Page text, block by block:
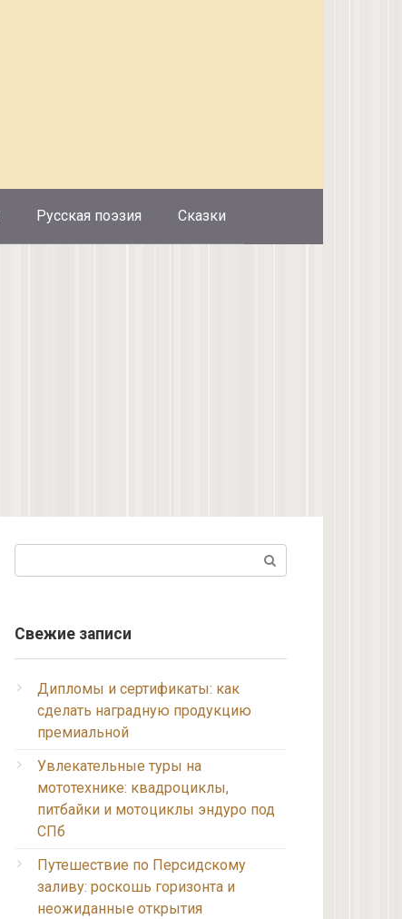
Русская поэзия Сказки
Свежие записи
Дипломы и сертификаты: как
сделать наградную продукцию
премиальной
Увлекательные туры на
мототехнике: квадроциклы,
питбайки и мотоциклы эндуро под
СПб
Путешествие по Персидскому
заливу: роскошь горизонта и
неожиданные открытия